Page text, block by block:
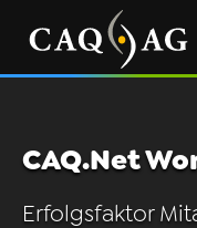
CAQ.Net
Erfolgsfaktor